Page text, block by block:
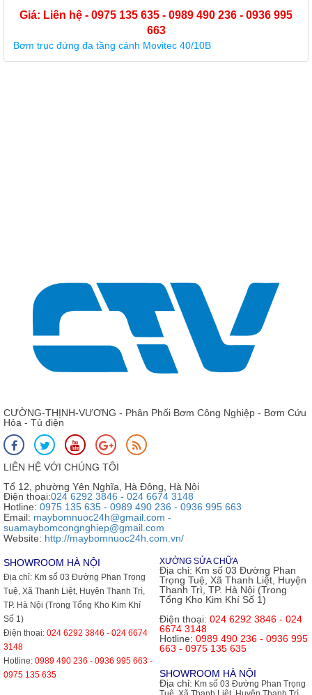
Giá: Liên hệ - 0975 135 635 - 0989 490 236 - 0936 995
663
Bơm trục đứng đa tầng cánh Movitec 40/10B
CƯỜNG-THỊNH-VƯƠNG - Phân Phối Bơm Công Nghiệp - Bơm Cứu
Hỏa - Tủ điện
LIÊN HỆ VỚI CHÚNG TÔI
Tổ 12, phường Yên Nghĩa, Hà Đông, Hà Nội
Điện thoại:024 6292 3846 - 024 6674 3148
Hotline: 0975 135 635 - 0989 490 236 - 0936 995 663
Email: maybomnuoc24h@gmail.com -
suamaybomcongnghiep@gmail.com
Website: http://maybomnuoc24h.com.vn/
SHOWROOM HÀ NỘI
Địa chỉ: Km số 03 Đường Phan Trọng
Tuệ, Xã Thanh Liệt, Huyện Thanh Trì,
TP. Hà Nội (Trong Tổng Kho Kim Khí
Số 1)
Điện thoại: 024 6292 3846 - 024 6674
3148
Hotline: 0989 490 236 - 0936 995 663 -
0975 135 635
XƯỞNG SỬA CHỮA
Địa chỉ: Km số 03 Đường Phan
Trọng Tuệ, Xã Thanh Liệt, Huyện
Thanh Trì, TP. Hà Nội (Trong
Tổng Kho Kim Khí Số 1)
Điện thoại: 024 6292 3846 - 024
6674 3148
Hotline: 0989 490 236 - 0936 995
663 - 0975 135 635
SHOWROOM HÀ NỘI
Địa chỉ: Km số 03 Đường Phan Trọng